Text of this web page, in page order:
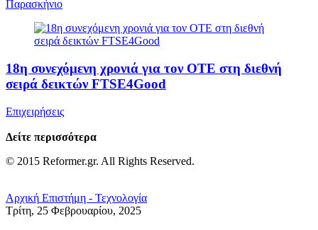
Παρασκήνιο
18η συνεχόμενη χρονιά για τον ΟΤΕ στη διεθνή
σειρά δεικτών FTSE4Good
Επιχειρήσεις
Δείτε περισσότερα
© 2015 Reformer.gr. All Rights Reserved.
Αρχική Επιστήμη - Τεχνολογία
Τρίτη, 25 Φεβρουαρίου, 2025